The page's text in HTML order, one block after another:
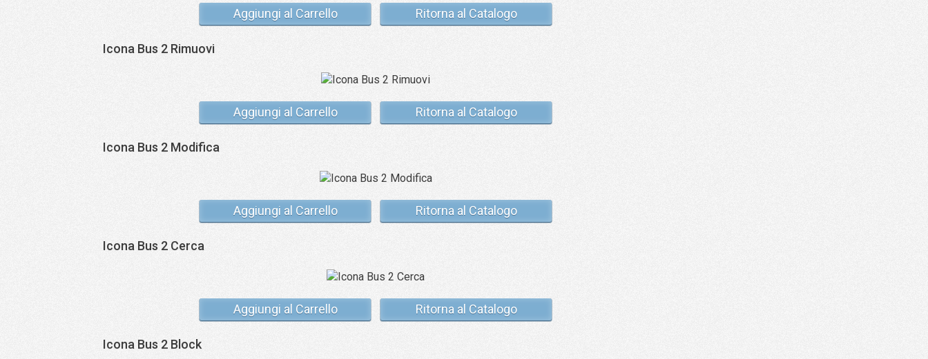
Aggiungi al Carrello Ritorna al Catalogo
Icona Bus 2 Rimuovi
Aggiungi al Carrello Ritorna al Catalogo
Icona Bus 2 Modifica
Aggiungi al Carrello Ritorna al Catalogo
Icona Bus 2 Cerca
Aggiungi al Carrello Ritorna al Catalogo
Icona Bus 2 Block